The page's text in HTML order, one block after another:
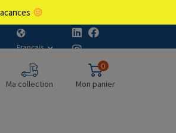
Français
Ma collection
0
Mon panier